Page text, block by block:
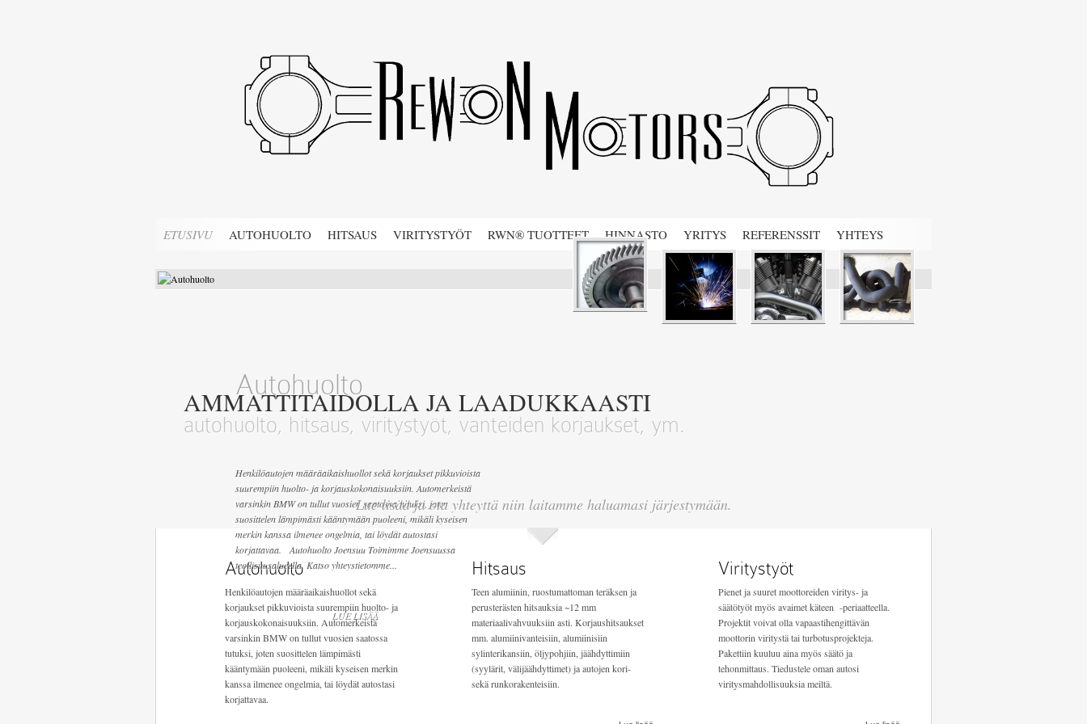
ETUSIVU AUTOHUOLTO HITSAUS VIRITYSTYÖT RWN® TUOTTEET HINNASTO YRITYS REFERENSSIT YHTEYS
Autohuolto
Henkilöautojen määräaikaishuollot sekä korjaukset pikkuvioista
suurempiin huolto- ja korjauskokonaisuuksiin. Automerkeistä
varsinkin BMW on tullut vuosien saatossa tutuksi, joten
suosittelen lämpimästi kääntymään puoleeni, mikäli kyseisen
merkin kanssa ilmenee ongelmia, tai löydät autostasi
korjattavaa. Autohuolto Joensuu Toimimme Joensuussa
teollisuusalueella. Katso yhteystietomme...
LUE LISÄÄ
AMMATTITAIDOLLA JA LAADUKKAASTI
autohuolto, hitsaus, viritystyöt, vanteiden korjaukset, ym.
Lue lisää ja ota yhteyttä niin laitamme haluamasi järjestymään.
Autohuolto
Henkilöautojen määräaikaishuollot sekä
korjaukset pikkuvioista suurempiin huolto- ja
korjauskokonaisuuksiin. Automerkeistä
varsinkin BMW on tullut vuosien saatossa
tutuksi, joten suosittelen lämpimästi
kääntymään puoleeni, mikäli kyseisen merkin
kanssa ilmenee ongelmia, tai löydät autostasi
korjattavaa.
Hitsaus
Teen alumiinin, ruostumattoman teräksen ja
perusterästen hitsauksia ~12 mm
materiaalivahvuuksiin asti. Korjaushitsaukset
mm. alumiinivanteisiin, alumiinisiin
sylinterikansiin, öljypohjiin, jäähdyttimiin
(syylärit, välijäähdyttimet) ja autojen kori-
sekä runkorakenteisiin.
Viritystyöt
Pienet ja suuret moottoreiden viritys- ja
säätötyöt myös avaimet käteen -periaatteella.
Projektit voivat olla vapaastihengittävän
moottorin viritystä tai turbotusprojekteja.
Pakettiin kuuluu aina myös säätö ja
tehonmittaus. Tiedustele oman autosi
viritysmahdollisuuksia meiltä.